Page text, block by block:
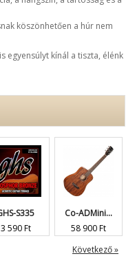
köszönhetően a húr nem
egyensúlyt kínál a tiszta, élénk
S335
3 590 Ft
Co-ADMini...
58 900 Ft
Következő »